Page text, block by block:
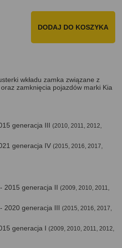
DODAJ DO KOSZYKA
wkładu zamka związane z
zamknięcia pojazdów marki Kia
generacja III (2010, 2011, 2012,
generacja IV (2015, 2016, 2017,
2015 generacja II (2009, 2010, 2011,
2020 generacja III (2015, 2016, 2017,
generacja I (2009, 2010, 2011, 2012,